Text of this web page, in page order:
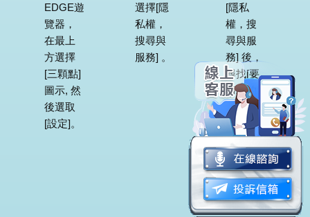
EDGE遊
覽器，
在最上
方選擇
[三顆點]
圖示, 然
後選取
[設定]。
選擇[隱
私權，
搜尋與
服務] 。
[隱私
權，搜
尋與服
務] 後，
尋找[要
清理的
項目]，
再勾選
COOKIE
與其他
網站資
料，之
後選擇